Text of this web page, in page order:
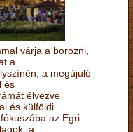
várja a borozni,
a
a megújuló
és
élvezve
és külföldi
az Egri
a